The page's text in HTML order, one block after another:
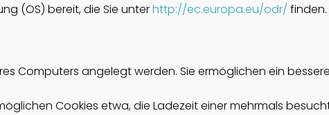
(OS) bereit, die Sie unterhttp://ec.europa.eu/odr/ finden.
Computers angelegt werden. Sie ermöglichen ein
Cookies etwa, die Ladezeit einer mehrmals